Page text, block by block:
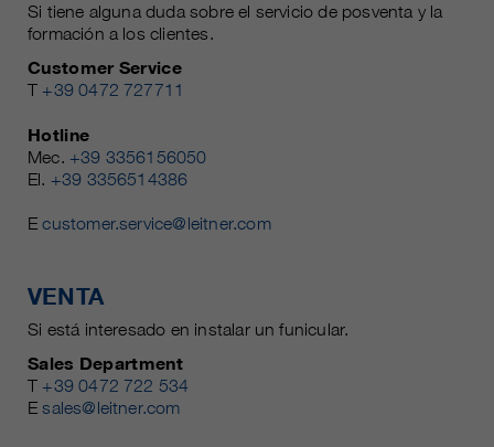
Si tiene alguna duda sobre el servicio de posventa y la
formación a los clientes.
Customer Service
T +39 0472 727711
Hotline
Mec. +39 3356156050
El. +39 3356514386
Ecustomer.service@leitner.com
VENTA
Si está interesado en instalar un funicular.
Sales Department
T +39 0472 722 534
Esales@leitner.com